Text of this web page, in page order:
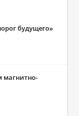
будущего»
магнитно-